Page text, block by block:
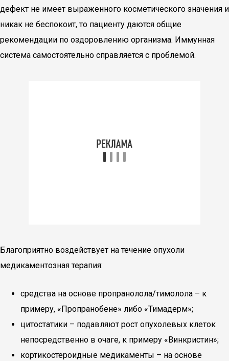
дефект не имеет выраженного косметического значения и
никак не беспокоит, то пациенту даются общие
рекомендации по оздоровлению организма. Иммунная
система самостоятельно справляется с проблемой.
Благоприятно воздействует на течение опухоли
медикаментозная терапия:
средства на основе пропранолола/тимолола – к
примеру, «Пропранобене» либо «Тимадерм»;
цитостатики – подавляют рост опухолевых клеток
непосредственно в очаге, к примеру «Винкристин»;
кортикостероидные медикаменты – на основе